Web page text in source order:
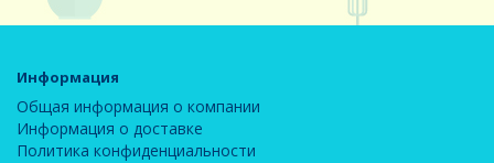
Информация
Общая информация о компании
Информация о доставке
Политика конфиденциальности